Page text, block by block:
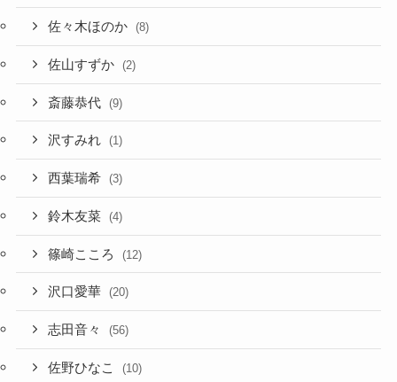
佐々木ほのか (8)
佐山すずか (2)
斎藤恭代 (9)
沢すみれ (1)
西葉瑞希 (3)
鈴木友菜 (4)
篠崎こころ (12)
沢口愛華 (20)
志田音々 (56)
佐野ひなこ (10)